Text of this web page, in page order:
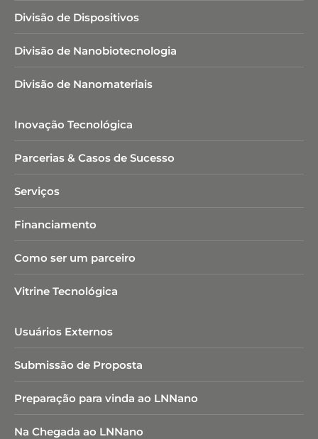
Divisão de Dispositivos
Divisão de Nanobiotecnologia​
Divisão de Nanomateriais
Inovação Tecnológica
Parcerias & Casos de Sucesso
Serviços
Financiamento
Como ser um parceiro
Vitrine Tecnológica
Usuários Externos
Submissão de Proposta
Preparação para vinda ao LNNano
Na Chegada ao LNNano